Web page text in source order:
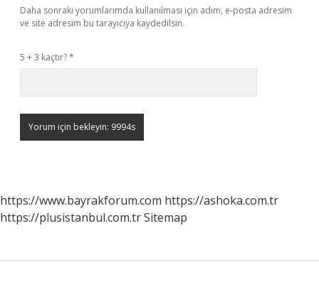
Daha sonraki yorumlarımda kullanılması için adım, e-posta adresim
ve site adresim bu tarayıcıya kaydedilsin.
5 + 3 kaçtır?*
https://www.bayrakforum.com https://ashoka.com.tr
https://plusistanbul.com.trSitemap